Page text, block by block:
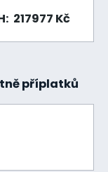
217977 Kč
příplatků